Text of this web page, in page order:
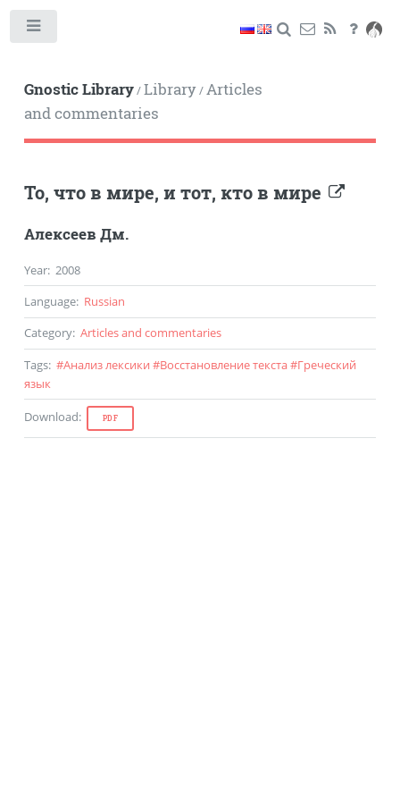
Gnostic Library/Library/Articles
and commentaries
То, что в мире, и тот, кто в мире
Алексеев Дм.
Year: 2008
Language: Russian
Category: Articles and commentaries
Tags: #Анализ лексики #Восстановление текста#Греческий
язык
Download: PDF